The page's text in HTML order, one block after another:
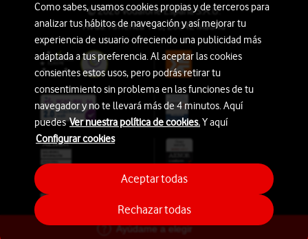
Ayúdame a elegir
© 2026 Vodafone España S.A.U.
Avda. América 115, 28042 Madrid
Como sabes, usamos cookies propias y de terceros para
analizar tus hábitos de navegación y así mejorar tu
experiencia de usuario ofreciendo una publicidad más
adaptada a tus preferencia. Al aceptar las cookies
consientes estos usos, pero podrás retirar tu
consentimiento sin problema en las funciones de tu
navegador y no te llevará más de 4 minutos. Aquí
puedesVer nuestra política de cookies.Y aquí
Configurar cookies
Rechazar todas
Aceptar todas